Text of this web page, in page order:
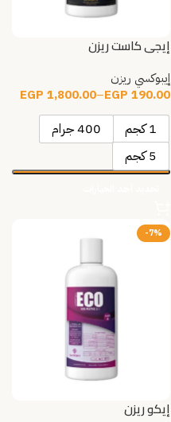
إيجي كاست ريزن
إيبوكسي ريزن
190.00
EGP
–
1,800.00
EGP
1 كجم
400 جرام
5 كجم
-7%
إيكو ريزن